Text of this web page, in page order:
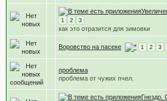
1 2 3
как это отразится для зимовки
Воровство на пасеке 1 2 3
проблема
проблема от чужих пчел.
Гнездо.